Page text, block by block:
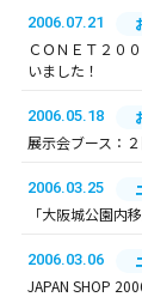
2006.07.21
ＣＯＮＥＴ２０
いました！
2006.05.18
展示会ブース：
2006.03.25
「大阪城公園内
2006.03.06
JAPAN SHOP